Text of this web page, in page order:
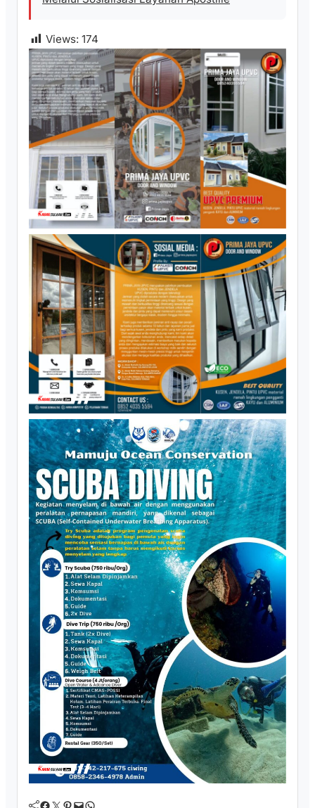
Views: 174
Facebook Twitter Pinterest Mail WhatsApp